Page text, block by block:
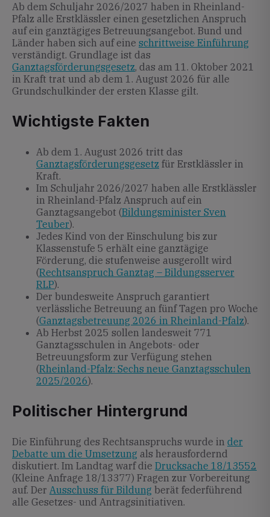
Ab dem Schuljahr 2026/2027 haben in Rheinland-
Pfalz alle Erstklässler einen gesetzlichen Anspruch
auf ein ganztägiges Betreuungsangebot. Bund und
Länder haben sich auf eine schrittweise Einführung
verständigt. Grundlage ist das
Ganztagsförderungsgesetz, das am 11. Oktober 2021
in Kraft trat und ab dem 1. August 2026 für alle
Grundschulkinder der ersten Klasse gilt.
Wichtigste Fakten
Ab dem 1. August 2026 tritt das
Ganztagsförderungsgesetz für Erstklässler in
Kraft.
Im Schuljahr 2026/2027 haben alle Erstklässler
in Rheinland-Pfalz Anspruch auf ein
Ganztagsangebot (Bildungsminister Sven
Teuber).
Jedes Kind von der Einschulung bis zur
Klassenstufe 5 erhält eine ganztägige
Förderung, die stufenweise ausgerollt wird
(Rechtsanspruch Ganztag – Bildungsserver
RLP).
Der bundesweite Anspruch garantiert
verlässliche Betreuung an fünf Tagen pro Woche
(Ganztagsbetreuung 2026 in Rheinland-Pfalz).
Ab Herbst 2025 sollen landesweit 771
Ganztagsschulen in Angebots- oder
Betreuungsform zur Verfügung stehen
(Rheinland-Pfalz: Sechs neue Ganztagsschulen
2025/2026).
Politischer Hintergrund
Die Einführung des Rechtsanspruchs wurde in der
Debatte um die Umsetzung als herausfordernd
diskutiert. Im Landtag warf die Drucksache 18/13552
(Kleine Anfrage 18/13377) Fragen zur Vorbereitung
auf. Der Ausschuss für Bildung berät federführend
alle Gesetzes- und Antragsinitiativen.